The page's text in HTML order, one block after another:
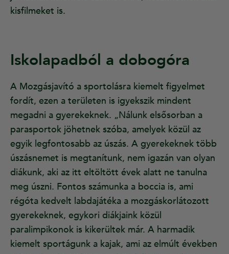
kisfilmeket is.
Iskolapadból a dobogóra
A Mozgásjavító a sportolásra kiemelt figyelmet
fordít, ezen a területen is igyekszik mindent
megadni a gyerekeknek. „Nálunk elsősorban a
parasportok jöhetnek szóba, amelyek közül az
egyik legfontosabb az úszás. A gyerekeknek több
úszásnemet is megtanítunk, nem igazán van olyan
diákunk, aki az itt eltöltött évek alatt ne tanulna
meg úszni. Fontos számunka a boccia is, ami
régóta kedvelt labdajátéka a mozgáskorlátozott
gyerekeknek, egykori diákjaink közül
paralimpikonok is kikerültek már. A harmadik
kiemelt sportágunk a kajak, ami az elmúlt években